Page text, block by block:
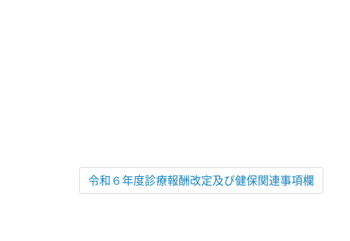
令和６年度診療報酬改定及び健保関連事項欄